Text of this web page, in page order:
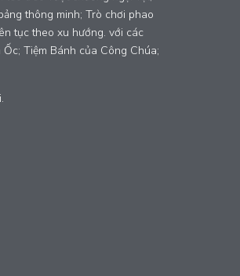
thông minh; Trò chơi phao
tục theo xu hướng. với các
Tiệm Bánh của Công Chúa;